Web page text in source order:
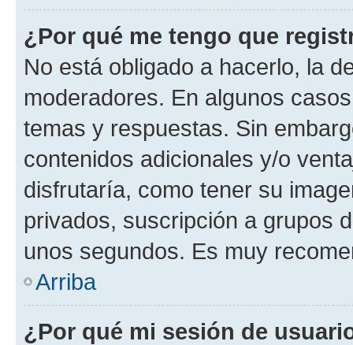
¿Por qué me tengo que
No está obligado a hacerlo, la
moderadores. En algunos
temas y respuestas. Sin
contenidos adicionales y/o
disfrutaría, como tener su
privados, suscripción a grupos
unos segundos. Es muy
Arriba
¿Por qué mi sesión de